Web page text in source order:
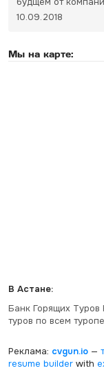
10.09.2018
Мы на карте:
В Астане:
Банк Горящих Туров
туров по всем
Реклама: cvgun.io—
resume builderwith